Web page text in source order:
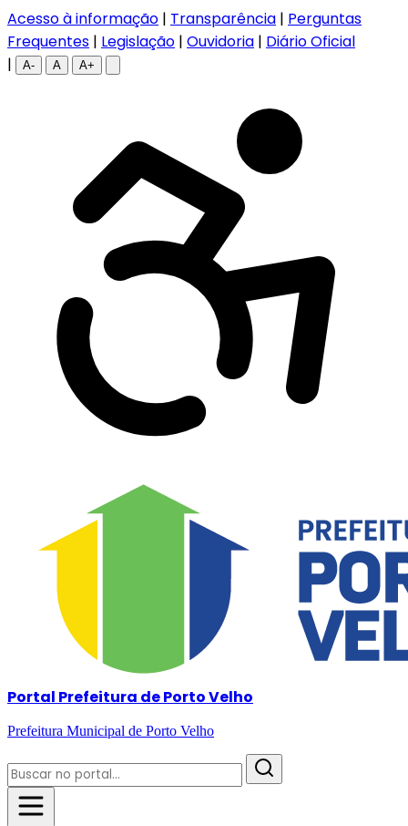
Acesso à informação | Transparência | Perguntas
Frequentes | Legislação | Ouvidoria | Diário Oficial
|
A- A A+
Portal Prefeitura de Porto Velho
Prefeitura Municipal de Porto Velho